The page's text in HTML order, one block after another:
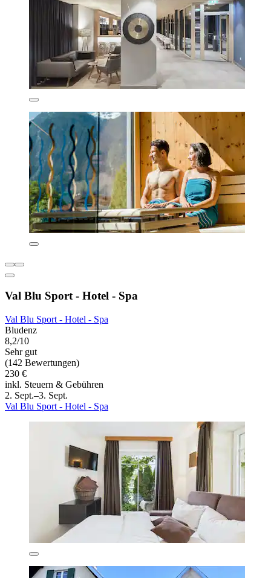
Val Blu Sport - Hotel - Spa
Val Blu Sport - Hotel - Spa
Bludenz
8,2/10
Sehr gut
(142 Bewertungen)
230 €
inkl. Steuern & Gebühren
2. Sept.–3. Sept.
Val Blu Sport - Hotel - Spa